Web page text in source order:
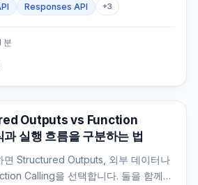
Responses API +3
분
Outputs vs Function
실행 흐름을 구분하는 법
면 Structured Outputs, 외부 데이터나
Calling을 선택합니다. 둘을 함께